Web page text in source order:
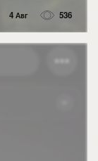
4 Авг 536